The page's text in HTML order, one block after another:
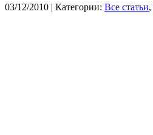
03/12/2010 | Категории: Все статьи,